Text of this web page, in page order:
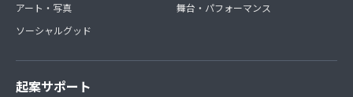
アート・写真
ソーシャルグッド
舞台・パフォーマンス
起案サポート